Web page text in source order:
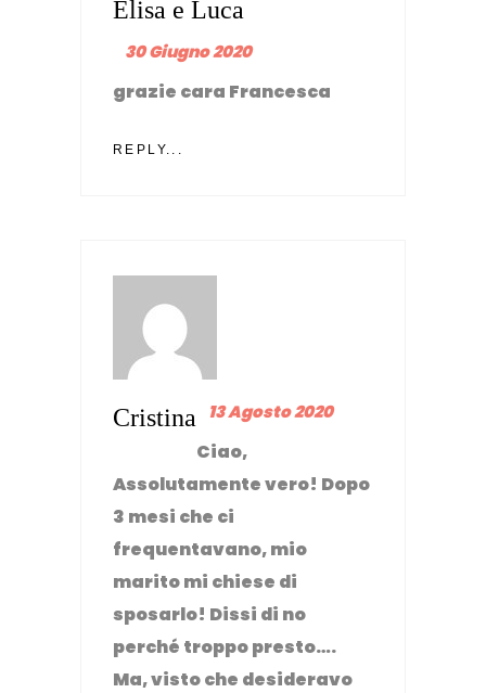
Elisa e Luca
30 Giugno 2020
grazie cara Francesca
REPLY...
Cristina 13 Agosto 2020
Ciao,
Assolutamente vero! Dopo
3 mesi che ci
frequentavano, mio
marito mi chiese di
sposarlo! Dissi di no
perché troppo presto….
Ma, visto che desideravo